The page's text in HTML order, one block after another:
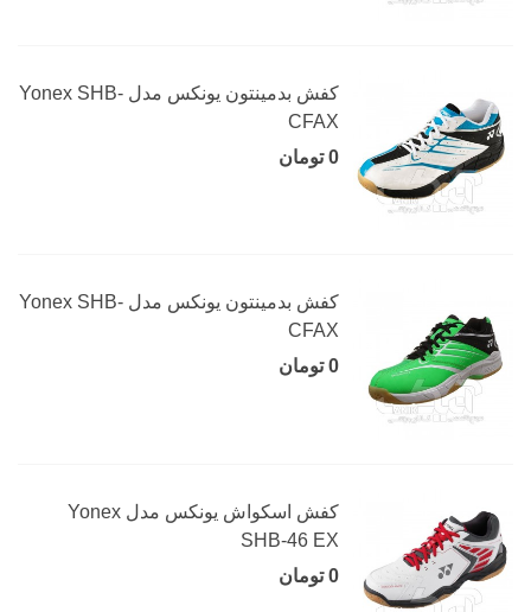
کفش بدمینتون یونکس مدل Yonex SHB-
CFAX
0 تومان
کفش بدمینتون یونکس مدل Yonex SHB-
CFAX
0 تومان
کفش اسکواش یونکس مدل Yonex
SHB-46 EX
0 تومان